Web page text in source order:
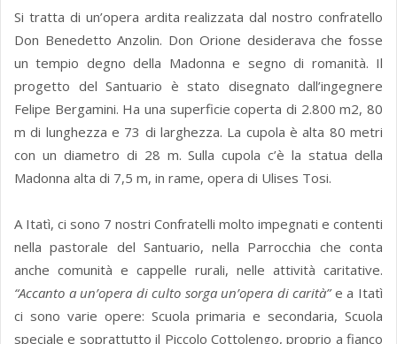
Si tratta di un’opera ardita realizzata dal nostro confratello
Don Benedetto Anzolin. Don Orione desiderava che fosse
un tempio degno della Madonna e segno di romanità. Il
progetto del Santuario è stato disegnato dall’ingegnere
Felipe Bergamini. Ha una superficie coperta di 2.800 m2, 80
m di lunghezza e 73 di larghezza. La cupola è alta 80 metri
con un diametro di 28 m. Sulla cupola c’è la statua della
Madonna alta di 7,5 m, in rame, opera di Ulises Tosi.
A Itatì, ci sono 7 nostri Confratelli molto impegnati e contenti
nella pastorale del Santuario, nella Parrocchia che conta
anche comunità e cappelle rurali, nelle attività caritative.
“Accanto a un’opera di culto sorga un’opera di carità”e a Itatì
ci sono varie opere: Scuola primaria e secondaria, Scuola
speciale e soprattutto il Piccolo Cottolengo, proprio a fianco